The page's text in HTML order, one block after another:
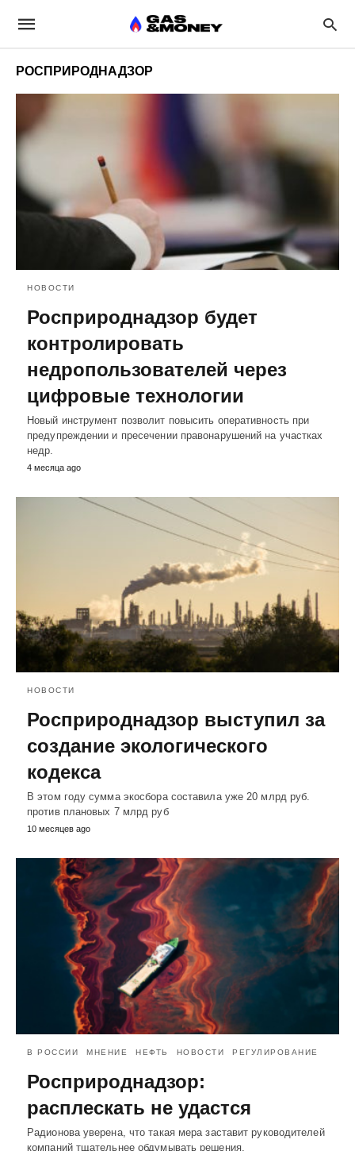
РОСПРИРОДНАДЗОР
НОВОСТИ
Росприроднадзор будет
контролировать
недропользователей через
цифровые технологии
Новый инструмент позволит повысить оперативность при
предупреждении и пресечении правонарушений на участках
недр.
4 месяца ago
НОВОСТИ
Росприроднадзор выступил за
создание экологического
кодекса
В этом году сумма экосбора составила уже 20 млрд руб.
против плановых 7 млрд руб
10 месяцев ago
В РОССИИ МНЕНИЕ НЕФТЬ НОВОСТИ РЕГУЛИРОВАНИЕ
Росприроднадзор:
расплескать не удастся
Радионова уверена, что такая мера заставит руководителей
компаний тщательнее обдумывать решения.